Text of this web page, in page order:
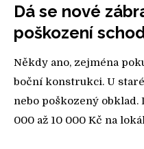
Dá se nové
poškození
Někdy ano, zejména
boční konstrukci. U
nebo poškozený
000 až 10 000 Kč na